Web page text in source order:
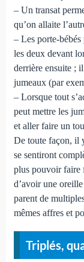
– Un transat
qu’on allaite
– Les porte-
les deux devant
derrière ensuite ;
jumeaux (par
– Lorsque tout
peut mettre les
et aller faire un
De toute façon, il
se sentiront
plus pouvoir faire
d’avoir une oreille
parent de
mêmes affres et
Triplés,